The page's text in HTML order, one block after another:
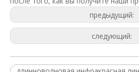
предыдущий:
следующий: